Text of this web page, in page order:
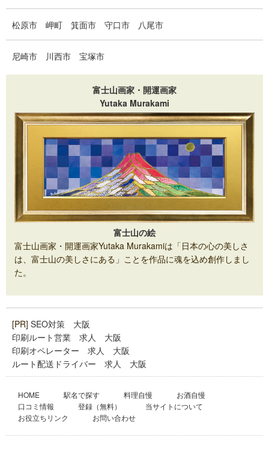
松原市 岬町 箕面市 守口市 八尾市
尼崎市 川西市 宝塚市
富士山画家・開運画家
Yutaka Murakami
富士山の絵
富士山画家・開運画家Yutaka Murakamiは「日本の心の美しさ
は、富士山の美しさにある」ことを作品に魂を込め創作しまし
た。
[PR] SEO対策 大阪
印刷ルート営業 求人 大阪
印刷オペレーター 求人 大阪
ルート配送ドライバー 求人 大阪
HOME 駅名で探す 料理自慢
お酒自慢
口コミ情報
登録（無料）
当サイトについて
お役立ちリンク
お問い合わせ